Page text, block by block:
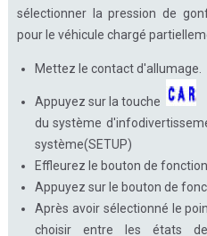
sélectionner la pression de
pour le véhicule chargé
Mettez le contact d'allumage.
Appuyez sur la touche
du système
système(SETUP)
Effleurez le bouton de
Appuyez sur le bouton de
Après avoir sélectionné le
choisir entre les états